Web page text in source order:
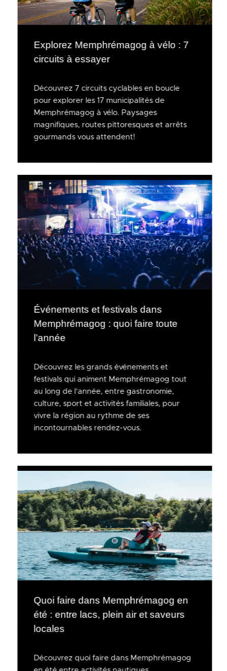
Explorez Memphrémagog à vélo : 7
circuits à essayer
Découvrez 7 circuits cyclables en boucle
pour explorer les 17 municipalités de
Memphrémagog à vélo. Paysages
magnifiques, routes pittoresques et arrêts
gourmands vous attendent!
Événements et festivals dans
Memphrémagog : quoi faire toute
l’année
Découvrez les grands événements et
festivals qui animent Memphrémagog tout
au long de l’année, entre gastronomie,
culture, sport et activités familiales, pour
vivre la région au rythme de ses
incontournables rendez-vous.
Quoi faire dans Memphrémagog en
été : entre lacs, plein air et saveurs
locales
Découvrez quoi faire dans Memphrémagog